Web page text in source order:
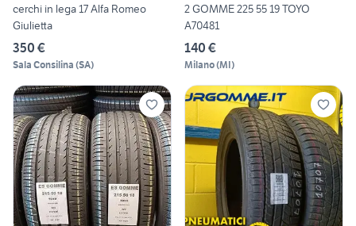
cerchi in lega 17 Alfa Romeo
Giulietta
350 €
Sala Consilina (SA)
2 GOMME 225 55 19 TOYO
A70481
140 €
Milano(MI)